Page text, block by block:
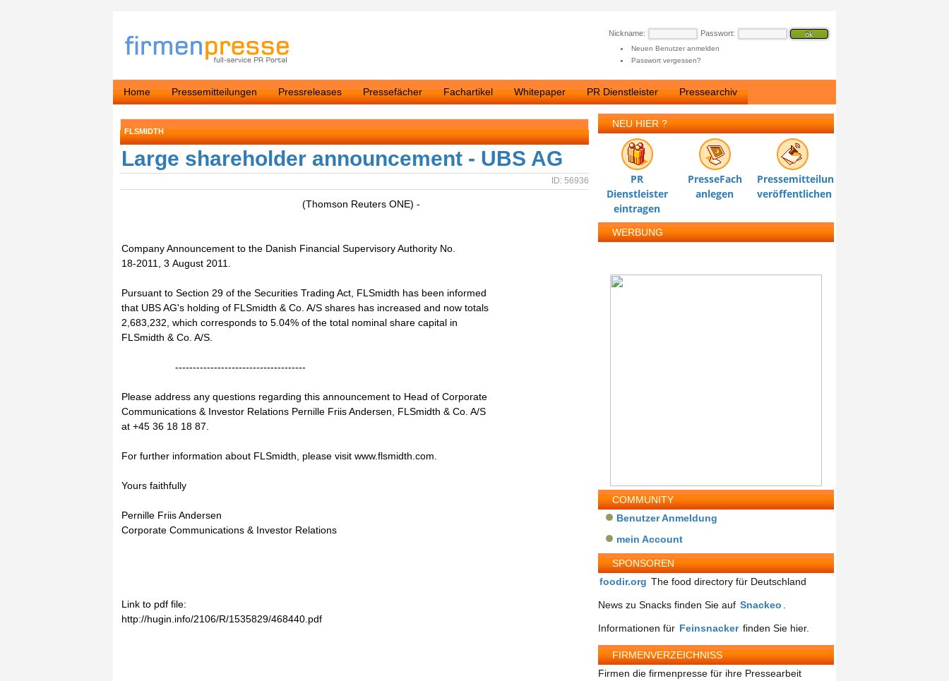
Nickname: Passwort:
Neuen Benutzer anmelden
Passwort vergessen?
Home Pressemitteilungen Pressreleases Pressefächer Fachartikel Whitepaper PR Dienstleister Pressearchiv
FLSMIDTH
Large shareholder announcement - UBS AG
ID: 56936
(Thomson Reuters ONE) -
Company Announcement to the Danish Financial Supervisory Authority No.
18-2011, 3 August 2011.
Pursuant to Section 29 of the Securities Trading Act, FLSmidth has been informed
that UBS AG's holding of FLSmidth & Co. A/S shares has increased and now totals
2,683,232, which corresponds to 5.04% of the total nominal share capital in
FLSmidth & Co. A/S.
-------------------------------------
Please address any questions regarding this announcement to Head of Corporate
Communications & Investor Relations Pernille Friis Andersen, FLSmidth & Co. A/S
at +45 36 18 18 87.
For further information about FLSmidth, please visit www.flsmidth.com.
Yours faithfully
Pernille Friis Andersen
Corporate Communications & Investor Relations
Link to pdf file:
http://hugin.info/2106/R/1535829/468440.pdf
NEU HIER ?
PR
Dienstleister
eintragen
PresseFach
anlegen
Pressemitteilung
veröffentlichen
WERBUNG
COMMUNITY
Benutzer Anmeldung
mein Account
SPONSOREN
foodir.org The food directory für Deutschland
News zu Snacks finden Sie auf Snackeo
Informationen für Feinsnacker finden Sie hier.
FIRMENVERZEICHNISS
Firmen die firmenpresse für ihre Pressearbeit